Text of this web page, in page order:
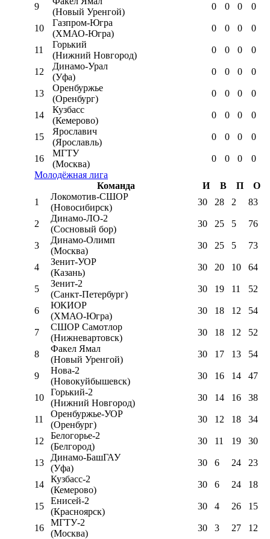
9
(Новый Уренгой)
0 0 0 0
10
Газпром-Югра
(ХМАО-Югра)
0 0 0 0
11
Горький
(Нижний Новгород)
0 0 0 0
12
Динамо-Урал
(Уфа)
0 0 0 0
13
Оренбуржье
(Оренбург)
0 0 0 0
14
Кузбасс
(Кемерово)
0 0 0 0
15
Ярославич
(Ярославль)
0 0 0 0
16
МГТУ
(Москва)
0 0 0
0
Молодёжная лига
Команда
И В П
О
1
Локомотив-CШОР
(Новосибирск)
30 28 2 83
2
Динамо-ЛО-2
(Сосновый бор)
30 25 5 76
3
Динамо-Олимп
(Москва)
30 25 5 73
4
Зенит-УОР
(Казань)
30 20 10 64
5
Зенит-2
(Санкт-Петербург)
30 19 11 52
6
ЮКИОР
(ХМАО-Югра)
30 18 12 54
7
СШОР Самотлор
(Нижневартовск)
30 18 12 52
8
Факел Ямал
(Новый Уренгой)
30 17 13 54
9
Нова-2
(Новокуйбышевск)
30 16 14 47
10
Горький-2
(Нижний Новгород)
30 14 16 38
11
Оренбуржье-УОР
(Оренбург)
30 12 18 34
12
Белогорье-2
(Белгород)
30 11 19 30
13
Динамо-БашГАУ
(Уфа)
30 6 24 23
14
Кузбасс-2
(Кемерово)
30 6 24 18
15
Енисей-2
(Красноярск)
30 4 26 15
16
МГТУ-2
(Москва)
30 3 27 12